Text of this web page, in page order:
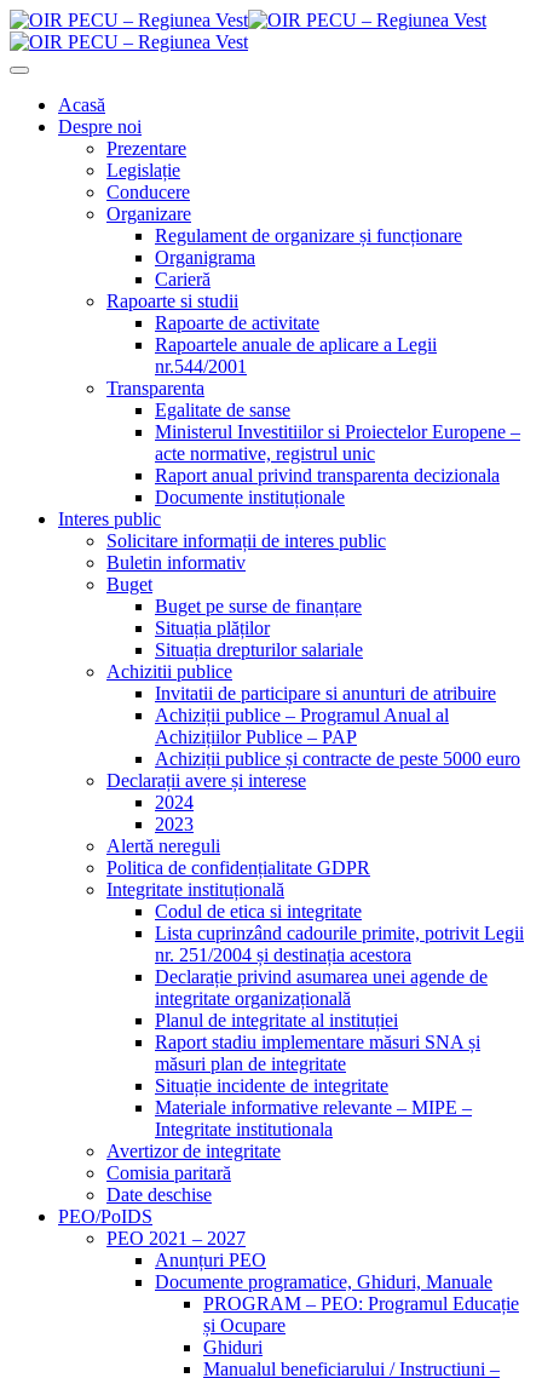
Acasă
Despre noi
Prezentare
Legislație
Conducere
Organizare
Regulament de organizare și funcționare
Organigrama
Carieră
Rapoarte si studii
Rapoarte de activitate
Rapoartele anuale de aplicare a Legii
nr.544/2001
Transparenta
Egalitate de sanse
Ministerul Investitiilor si Proiectelor Europene –
acte normative, registrul unic
Raport anual privind transparenta decizionala
Documente instituționale
Interes public
Solicitare informații de interes public
Buletin informativ
Buget
Buget pe surse de finanțare
Situația plăților
Situația drepturilor salariale
Achizitii publice
Invitatii de participare si anunturi de atribuire
Achiziții publice – Programul Anual al
Achizițiilor Publice – PAP
Achiziții publice și contracte de peste 5000 euro
Declarații avere și interese
2024
2023
Alertă nereguli
Politica de confidențialitate GDPR
Integritate instituțională
Codul de etica si integritate
Lista cuprinzând cadourile primite, potrivit Legii
nr. 251/2004 și destinația acestora
Declarație privind asumarea unei agende de
integritate organizațională
Planul de integritate al instituției
Raport stadiu implementare măsuri SNA și
măsuri plan de integritate
Situație incidente de integritate
Materiale informative relevante – MIPE –
Integritate institutionala
Avertizor de integritate
Comisia paritară
Date deschise
PEO/PoIDS
PEO 2021 – 2027
Anunțuri PEO
Documente programatice, Ghiduri, Manuale
PROGRAM – PEO: Programul Educație
și Ocupare
Ghiduri
Manualul beneficiarului / Instructiuni –